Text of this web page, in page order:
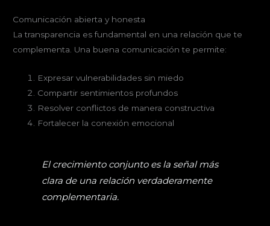
Comunicación abierta y honesta
La transparencia es fundamental en una relación que te
complementa. Una buena comunicación te permite:
Expresar vulnerabilidades sin miedo
Compartir sentimientos profundos
Resolver conflictos de manera constructiva
Fortalecer la conexión emocional
El crecimiento conjunto es la señal más
clara de una relación verdaderamente
complementaria.